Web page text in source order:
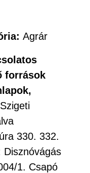
Agrár
források
Szigeti
330. 332.
Disznóvágás
1. Csapó